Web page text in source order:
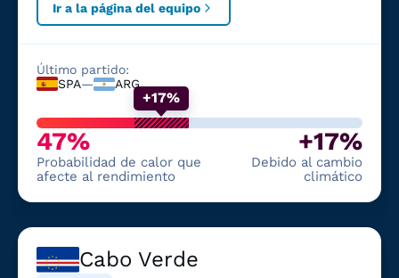
Ir a la página del equipo
Último partido:
SPA— ARG
+17%
47%
Probabilidad de calor que
afecte al rendimiento
+17%
Debido al cambio
climático
Cabo Verde